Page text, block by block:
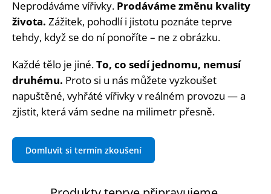
Neprodáváme vířivky. Prodáváme změnu kvality
života. Zážitek, pohodlí i jistotu poznáte teprve
tehdy, když se do ní ponoříte – ne z obrázku.
Každé tělo je jiné.To, co sedí jednomu, nemusí
druhému. Proto si u nás můžete vyzkoušet
napuštěné, vyhřáté vířivky v reálném provozu — a
zjistit, která vám sedne na milimetr přesně.
Domluvit si termín zkoušení